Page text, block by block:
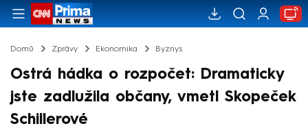
Domů Zprávy Ekonomika Byznys
Ostrá hádka o rozpočet: Dramaticky
jste zadlužila občany, vmetl Skopeček
Schillerové